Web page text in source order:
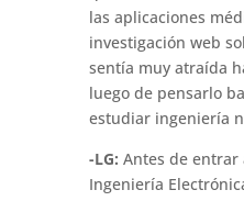
las aplicaciones
investigación web
sentía muy atraída
luego de pensarlo
estudiar ingeniería
-LG: Antes de entrar
Ingeniería